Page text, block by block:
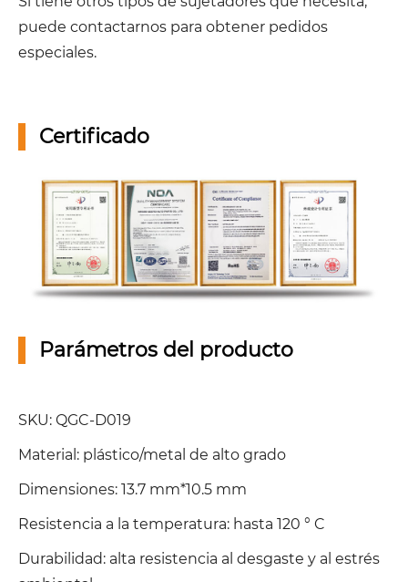
puede contactarnos para obtener pedidos
especiales.
Certificado
Parámetros del producto
SKU: QGC-D019
Material: plástico/metal de alto grado
Dimensiones: 13.7 mm*10.5 mm
Resistencia a la temperatura: hasta 120 ° C
Durabilidad: alta resistencia al desgaste y al estrés